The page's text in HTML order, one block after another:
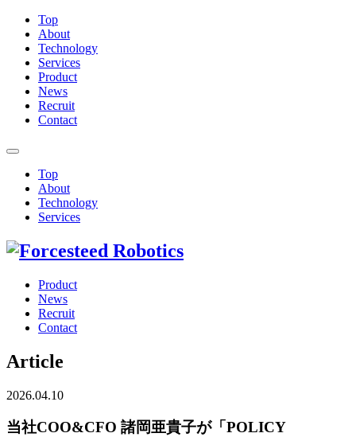
Top
About
Technology
Services
Product
News
Recruit
Contact
Top
About
Technology
Services
Product
News
Recruit
Contact
Article
2026.04.10
当社COO&CFO 諸岡亜貴子が「POLICY